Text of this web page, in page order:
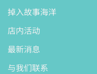
掉入故事海洋
店内活动
最新消息
与我们联系